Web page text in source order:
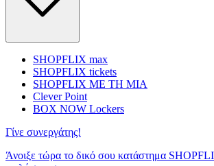
SHOPFLIX max
SHOPFLIX tickets
SHOPFLIX ΜΕ ΤΗ ΜΙΑ
Clever Point
BOX NOW Lockers
Γίνε συνεργάτης!
Άνοιξε τώρα το δικό σου κατάστημα